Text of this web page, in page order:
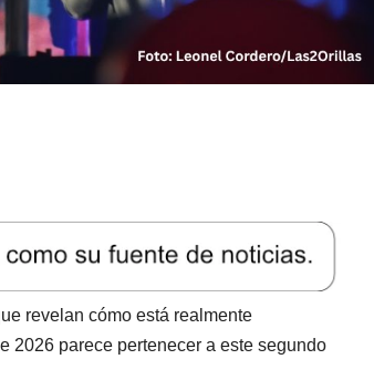
revelan cómo está realmente
2026 parece pertenecer a este segundo